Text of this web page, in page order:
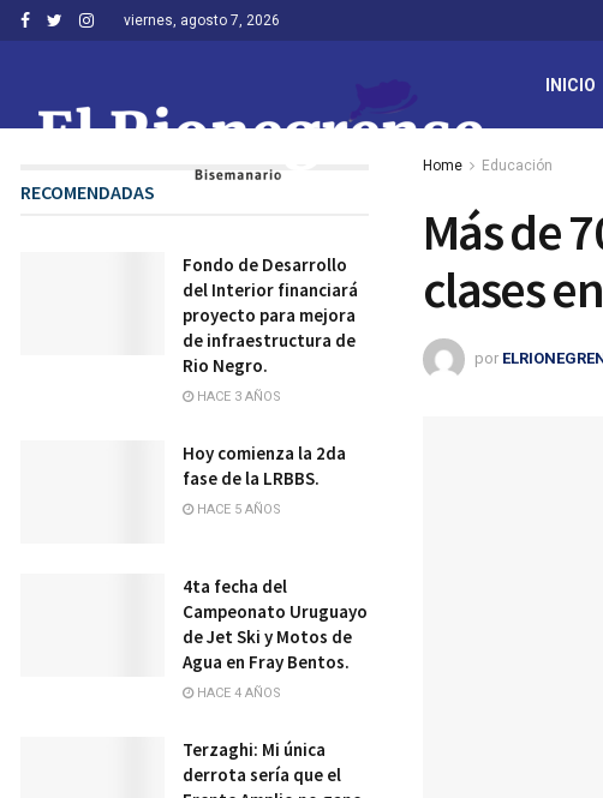
viernes, agosto 7, 2026
INICIO
Home Educación
Más de
clases
por
RECOMENDADAS
Fondo de Desarrollo
del Interior financiará
proyecto para mejora
de infraestructura de
Rio Negro.
HACE 3 AÑOS
Hoy comienza la 2da
fase de la LRBBS.
HACE 5 AÑOS
4ta fecha del
Campeonato Uruguayo
de Jet Ski y Motos de
Agua en Fray Bentos.
HACE 4 AÑOS
Terzaghi: Mi única
derrota sería que el